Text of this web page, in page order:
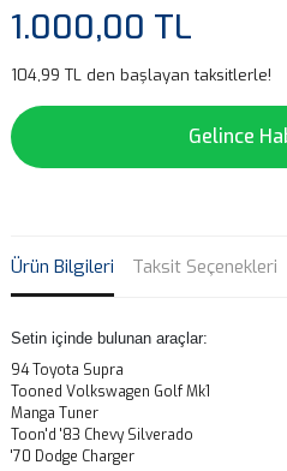
1.000,00 TL
104,99 TL den başlayan taksitlerle!
Gelince
Ürün Bilgileri Taksit Seçenekleri
Setin içinde bulunan araçlar:
94 Toyota Supra
Tooned Volkswagen Golf Mk1
Manga Tuner
Toon'd '83 Chevy Silverado
'70 Dodge Charger